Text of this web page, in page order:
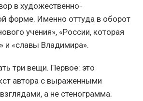
в художественно-
форме. Именно оттуда в оборот
учения», «России, которая
и «славы Владимира».
три вещи. Первое: это
автора с выраженными
а не стенограмма.